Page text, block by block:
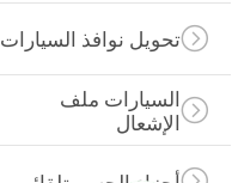
تحويل نوافذ السيارات
السيارات ملف
الإشعال